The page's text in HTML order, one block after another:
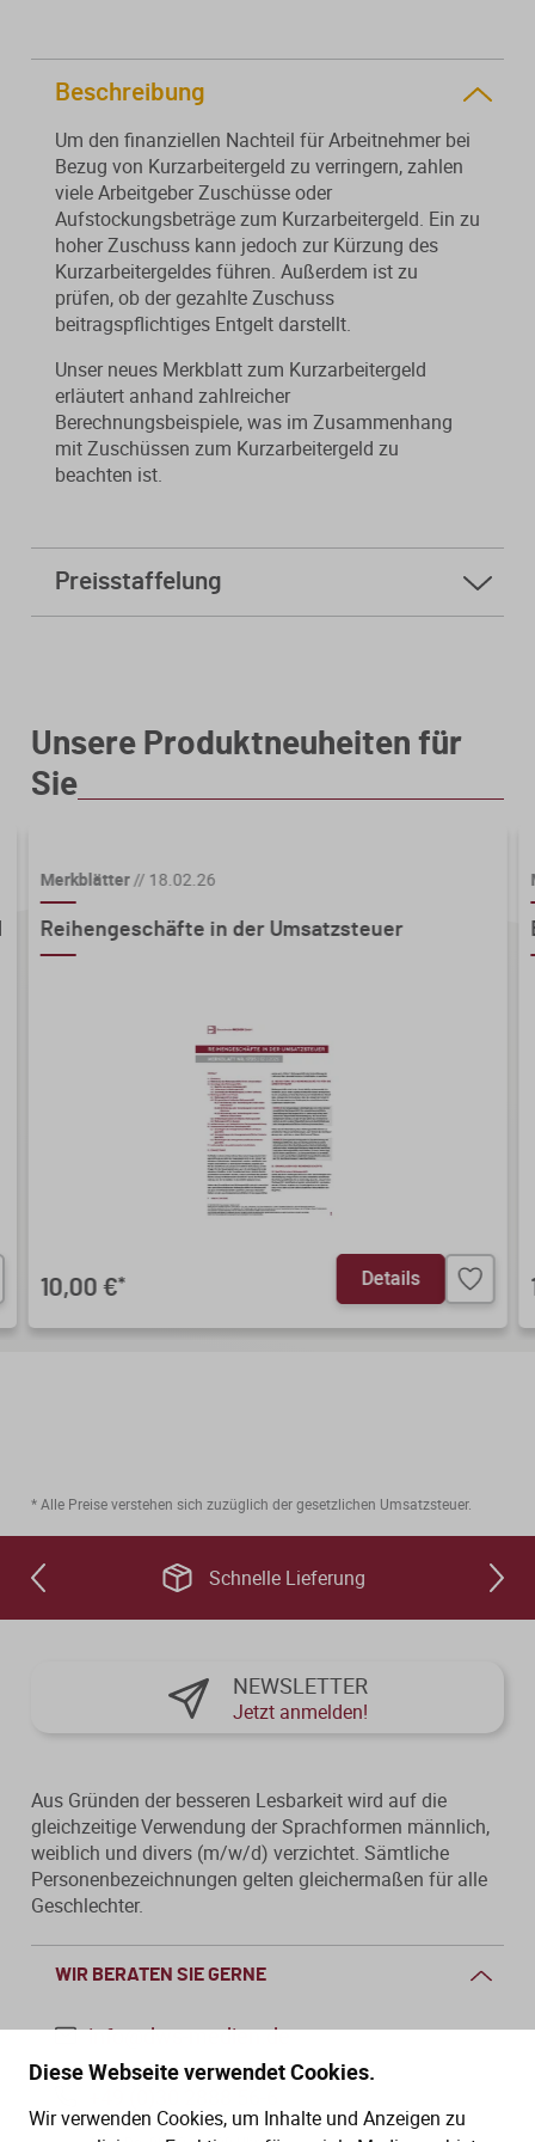
Diese Webseite verwendet Cookies.
Wir verwenden Cookies, um Inhalte und Anzeigen zu
und korrekten
Gebührenberechnung.
Alle Fachmedien
Erscheint in Kürze
Neuheiten
für Steuerfachangestellte.
Alle Weiterbildungen
Erscheint in Kürze
Neuheiten
Wirtschaftsberatung
Existenzgründung
Alle Produkte
Themenpakete
Aktuelles Programm
Beschreibung
Um den finanziellen Nachteil für Arbeitnehmer bei
Bezug von Kurzarbeitergeld zu verringern, zahlen
viele Arbeitgeber Zuschüsse oder
Aufstockungsbeträge zum Kurzarbeitergeld. Ein zu
hoher Zuschuss kann jedoch zur Kürzung des
Kurzarbeitergeldes führen. Außerdem ist zu
prüfen, ob der gezahlte Zuschuss
beitragspflichtiges Entgelt darstellt.
Unser neues Merkblatt zum Kurzarbeitergeld
erläutert anhand zahlreicher
Berechnungsbeispiele, was im Zusammenhang
mit Zuschüssen zum Kurzarbeitergeld zu
beachten ist.
Preisstaffelung
Unsere Produktneuheiten für
Sie
Merkblätter// 18.02.26
Reihengeschäfte in der Umsatzsteuer
10,00 €* Details
* Alle Preise verstehen sich zuzüglich der gesetzlichen Umsatzsteuer.
Schnelle Lieferung
WIR BERATEN SIE GERNE
info@dws-medien.de
NEWSLETTER
Jetzt anmelden!
Aus Gründen der besseren Lesbarkeit wird auf die
gleichzeitige Verwendung der Sprachformen männlich,
weiblich und divers (m/w/d) verzichtet. Sämtliche
Personenbezeichnungen gelten gleichermaßen für alle
Geschlechter.